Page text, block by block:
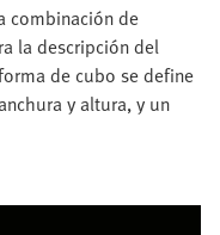
combinación de
la descripción del
de cubo se define
y altura, y un